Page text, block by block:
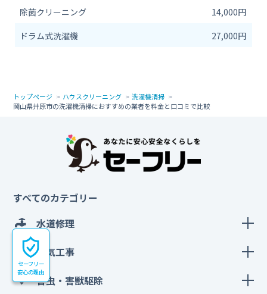
除菌クリーニング
14,000円
ドラム式洗濯機
27,000円
トップページ ハウスクリーニング
洗濯機清掃
岡山県井原市の洗濯機清掃におすすめの業者を料金と口コミで比較
セーフリー
安心の理由
すべてのカテゴリー
水道修理
電気工事
害虫・害獣駆除